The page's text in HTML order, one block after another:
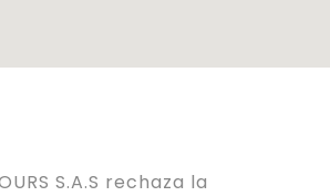
S.A.S rechaza la